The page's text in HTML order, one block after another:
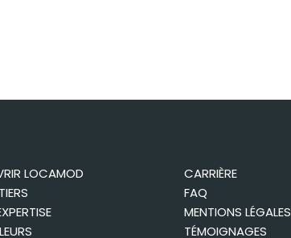
LOCAMOD
CARRIÈRE
FAQ
MENTIONS LÉGALES
TÉMOIGNAGES